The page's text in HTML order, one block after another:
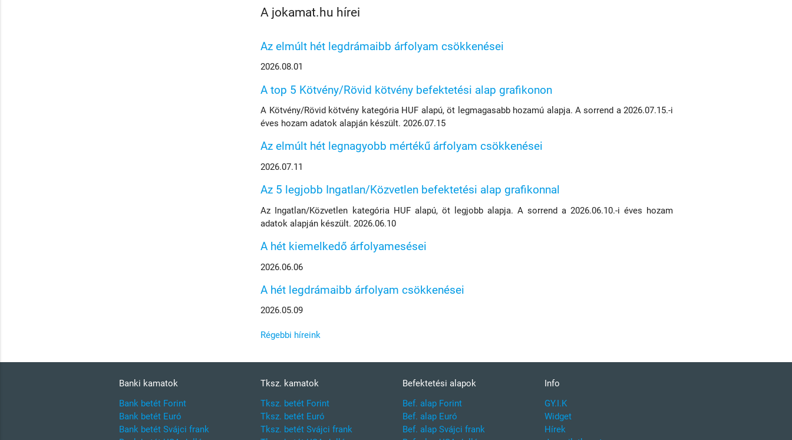
A jokamat.hu hírei
Az elmúlt hét legdrámaibb árfolyam csökkenései
2026.08.01
A top 5 Kötvény/Rövid kötvény befektetési alap grafikonon
A Kötvény/Rövid kötvény kategória HUF alapú, öt legmagasabb hozamú alapja. A sorrend a 2026.07.15.-i
éves hozam adatok alapján készült. 2026.07.15
Az elmúlt hét legnagyobb mértékű árfolyam csökkenései
2026.07.11
Az 5 legjobb Ingatlan/Közvetlen befektetési alap grafikonnal
Az Ingatlan/Közvetlen kategória HUF alapú, öt legjobb alapja. A sorrend a 2026.06.10.-i éves hozam
adatok alapján készült. 2026.06.10
A hét kiemelkedő árfolyamesései
2026.06.06
A hét legdrámaibb árfolyam csökkenései
2026.05.09
Régebbi híreink
Banki kamatok
Bank betét Forint
Bank betét Euró
Bank betét Svájci frank
Tksz. kamatok
Tksz. betét Forint
Tksz. betét Euró
Tksz. betét Svájci frank
Befektetési alapok
Bef. alap Forint
Bef. alap Euró
Bef. alap Svájci frank
Info
GY.I.K
Widget
Hírek